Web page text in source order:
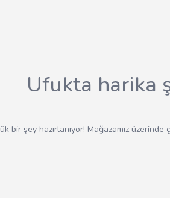
Ufukta harika
bir şey hazırlanıyor! Mağazamız üzerinde